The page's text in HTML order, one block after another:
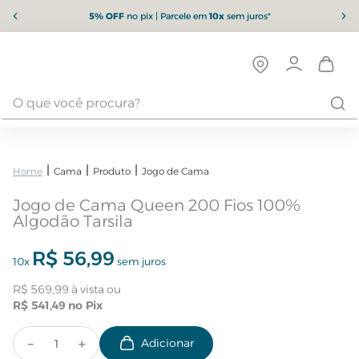
5% OFFno pix | Parcele em10xsem juros*
Cama Produto Jogo de Cama
Jogo de Cama Queen 200 Fios 100%
Algodão Tarsila
10x R$ 56,99 sem juros
R$ 569,99
R$ 541,49
＋
－